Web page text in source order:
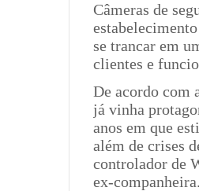
Câmeras de
se trancar em
clientes e
De acordo com
já vinha
anos em que
além de crises
controlador de
ex-companheira.